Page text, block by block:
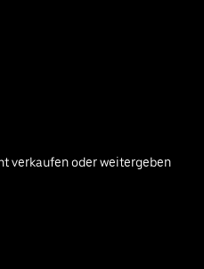
verkaufen oder weitergeben